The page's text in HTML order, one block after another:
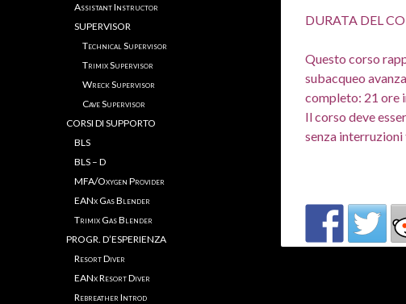
DURATA DEL
Questo corso
subacqueo
completo: 21 ore
Il corso deve
senza
Assistant Instructor
SUPERVISOR
Technical Supervisor
Trimix Supervisor
Wreck Supervisor
Cave Supervisor
CORSI DI SUPPORTO
BLS
BLS – D
MFA/Oxygen Provider
EANx Gas Blender
Trimix Gas Blender
PROGR. D’ESPERIENZA
Resort Diver
EANx Resort Diver
Rebreather Introd